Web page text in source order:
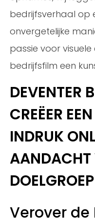
bedrijfsverhaal op
onvergetelijke
passie voor
bedrijfsfilm een
DEVENTER
CREËER
INDRUK
DOELGROEP
Verover de